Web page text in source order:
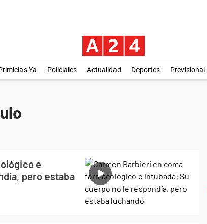
Ya Policiales Actualidad Deportes Previsional
e
pero estaba